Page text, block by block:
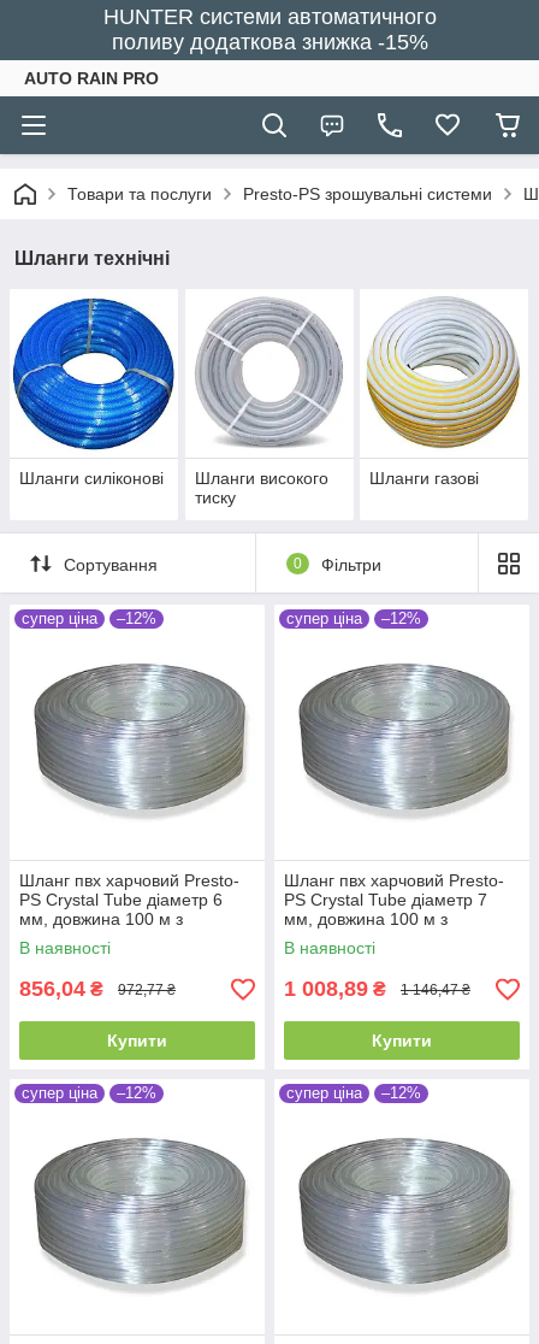
HUNTER системи автоматичного
поливу додаткова знижка -15%
AUTO RAIN PRO
Товари та послуги Presto-PS зрошувальні системи
Шланги технічні
Шланги силіконові
Шланги високого
тиску
Шланги газові
Сортування 0 Фільтри
супер ціна –12%
Шланг пвх харчовий Presto-
PS Сrystal Tube діаметр 6
мм, довжина 100 м з
маркуванням метражу (PVH
6 PS)
В наявності
856,04 ₴ 972,77 ₴
Купити
супер ціна –12%
Шланг пвх харчовий Presto-
PS Сrystal Tube діаметр 7
мм, довжина 100 м з
маркуванням метражу (PVH
7 PS)
В наявності
1 008,89 ₴ 1 146,47 ₴
Купити
супер ціна –12% супер ціна –12%